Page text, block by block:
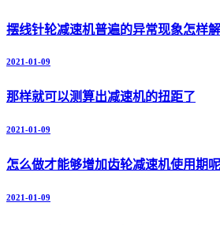
摆线针轮减速机普遍的异常现象怎样解
2021-01-09
那样就可以测算出减速机的扭距了
2021-01-09
怎么做才能够增加齿轮减速机使用期呢
2021-01-09